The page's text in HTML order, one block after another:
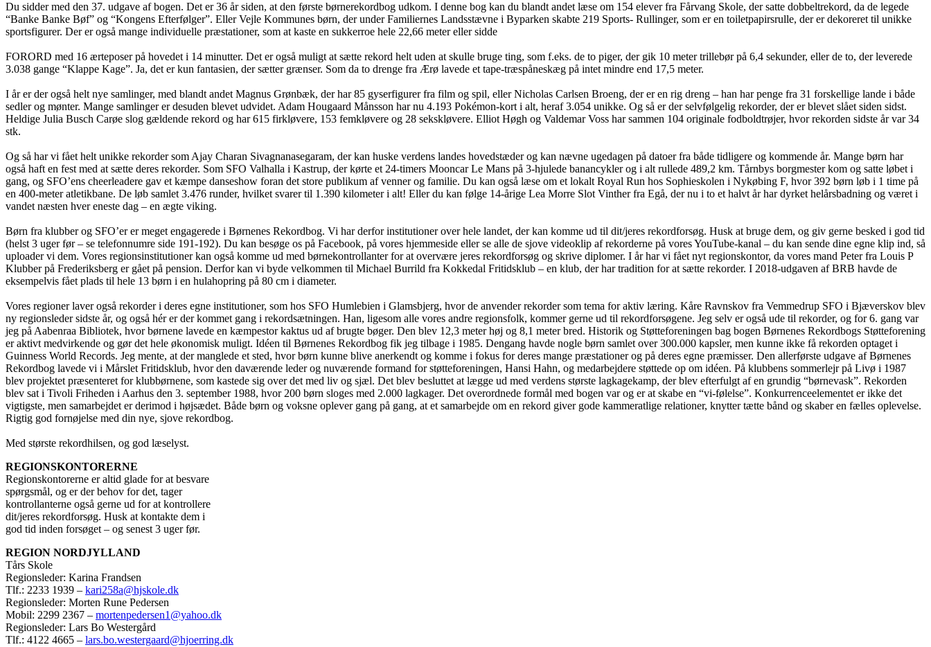
Du sidder med den 37. udgave af bogen. Det er 36 år siden, at den første børnerekordbog udkom. I denne bog kan du blandt andet læse om 154 elever fra Fårvang Skole, der satte dobbeltrekord, da de legede
“Banke Banke Bøf” og “Kongens Efterfølger”. Eller Vejle Kommunes børn, der under Familiernes Landsstævne i Byparken skabte 219 Sports- Rullinger, som er en toiletpapirsrulle, der er dekoreret til unikke
sportsfigurer. Der er også mange individuelle præstationer, som at kaste en sukkerroe hele 22,66 meter eller sidde
FORORD med 16 ærteposer på hovedet i 14 minutter. Det er også muligt at sætte rekord helt uden at skulle bruge ting, som f.eks. de to piger, der gik 10 meter trillebør på 6,4 sekunder, eller de to, der leverede
3.038 gange “Klappe Kage”. Ja, det er kun fantasien, der sætter grænser. Som da to drenge fra Ærø lavede et tape-træspåneskæg på intet mindre end 17,5 meter.
I år er der også helt nye samlinger, med blandt andet Magnus Grønbæk, der har 85 gyserfigurer fra film og spil, eller Nicholas Carlsen Broeng, der er en rig dreng – han har penge fra 31 forskellige lande i både
sedler og mønter. Mange samlinger er desuden blevet udvidet. Adam Hougaard Månsson har nu 4.193 Pokémon-kort i alt, heraf 3.054 unikke. Og så er der selvfølgelig rekorder, der er blevet slået siden sidst.
Heldige Julia Busch Carøe slog gældende rekord og har 615 firkløvere, 153 femkløvere og 28 sekskløvere. Elliot Høgh og Valdemar Voss har sammen 104 originale fodboldtrøjer, hvor rekorden sidste år var 34
stk.
Og så har vi fået helt unikke rekorder som Ajay Charan Sivagnanasegaram, der kan huske verdens landes hovedstæder og kan nævne ugedagen på datoer fra både tidligere og kommende år. Mange børn har
også haft en fest med at sætte deres rekorder. Som SFO Valhalla i Kastrup, der kørte et 24-timers Mooncar Le Mans på 3-hjulede banancykler og i alt rullede 489,2 km. Tårnbys borgmester kom og satte løbet i
gang, og SFO’ens cheerleadere gav et kæmpe danseshow foran det store publikum af venner og familie. Du kan også læse om et lokalt Royal Run hos Sophieskolen i Nykøbing F, hvor 392 børn løb i 1 time på
en 400-meter atletikbane. De løb samlet 3.476 runder, hvilket svarer til 1.390 kilometer i alt! Eller du kan følge 14-årige Lea Morre Slot Vinther fra Egå, der nu i to et halvt år har dyrket helårsbadning og været i
vandet næsten hver eneste dag – en ægte viking.
Børn fra klubber og SFO’er er meget engagerede i Børnenes Rekordbog. Vi har derfor institutioner over hele landet, der kan komme ud til dit/jeres rekordforsøg. Husk at bruge dem, og giv gerne besked i god tid
(helst 3 uger før – se telefonnumre side 191-192). Du kan besøge os på Facebook, på vores hjemmeside eller se alle de sjove videoklip af rekorderne på vores YouTube-kanal – du kan sende dine egne klip ind, så
uploader vi dem. Vores regionsinstitutioner kan også komme ud med børnekontrollanter for at overvære jeres rekordforsøg og skrive diplomer. I år har vi fået nyt regionskontor, da vores mand Peter fra Louis P
Klubber på Frederiksberg er gået på pension. Derfor kan vi byde velkommen til Michael Burrild fra Kokkedal Fritidsklub – en klub, der har tradition for at sætte rekorder. I 2018-udgaven af BRB havde de
eksempelvis fået plads til hele 13 børn i en hulahopring på 80 cm i diameter.
Vores regioner laver også rekorder i deres egne institutioner, som hos SFO Humlebien i Glamsbjerg, hvor de anvender rekorder som tema for aktiv læring. Kåre Ravnskov fra Vemmedrup SFO i Bjæverskov blev
ny regionsleder sidste år, og også hér er der kommet gang i rekordsætningen. Han, ligesom alle vores andre regionsfolk, kommer gerne ud til rekordforsøgene. Jeg selv er også ude til rekorder, og for 6. gang var
jeg på Aabenraa Bibliotek, hvor børnene lavede en kæmpestor kaktus ud af brugte bøger. Den blev 12,3 meter høj og 8,1 meter bred. Historik og Støtteforeningen bag bogen Børnenes Rekordbogs Støtteforening
er aktivt medvirkende og gør det hele økonomisk muligt. Idéen til Børnenes Rekordbog fik jeg tilbage i 1985. Dengang havde nogle børn samlet over 300.000 kapsler, men kunne ikke få rekorden optaget i
Guinness World Records. Jeg mente, at der manglede et sted, hvor børn kunne blive anerkendt og komme i fokus for deres mange præstationer og på deres egne præmisser. Den allerførste udgave af Børnenes
Rekordbog lavede vi i Mårslet Fritidsklub, hvor den daværende leder og nuværende formand for støtteforeningen, Hansi Hahn, og medarbejdere støttede op om idéen. På klubbens sommerlejr på Livø i 1987
blev projektet præsenteret for klubbørnene, som kastede sig over det med liv og sjæl. Det blev besluttet at lægge ud med verdens største lagkagekamp, der blev efterfulgt af en grundig “børnevask”. Rekorden
blev sat i Tivoli Friheden i Aarhus den 3. september 1988, hvor 200 børn sloges med 2.000 lagkager. Det overordnede formål med bogen var og er at skabe en “vi-følelse”. Konkurrenceelementet er ikke det
vigtigste, men samarbejdet er derimod i højsædet. Både børn og voksne oplever gang på gang, at et samarbejde om en rekord giver gode kammeratlige relationer, knytter tætte bånd og skaber en fælles oplevelse.
Rigtig god fornøjelse med din nye, sjove rekordbog.
Med største rekordhilsen, og god læselyst.
REGIONSKONTORERNE
Regionskontorerne er altid glade for at besvare
spørgsmål, og er der behov for det, tager
kontrollanterne også gerne ud for at kontrollere
dit/jeres rekordforsøg. Husk at kontakte dem i
god tid inden forsøget – og senest 3 uger før.
REGION NORDJYLLAND
Tårs Skole
Regionsleder: Karina Frandsen
Tlf.: 2233 1939 – kari258a@hjskole.dk
Regionsleder: Morten Rune Pedersen
Mobil: 2299 2367 – mortenpedersen1@yahoo.dk
Regionsleder: Lars Bo Westergård
Tlf.: 4122 4665 – lars.bo.westergaard@hjoerring.dk